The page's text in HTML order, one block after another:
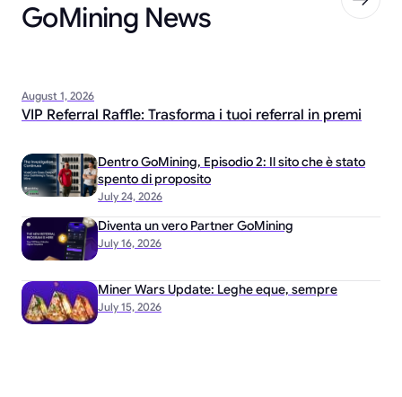
GoMining News
August 1, 2026
VIP Referral Raffle: Trasforma i tuoi referral in premi
July 24, 2026
Dentro GoMining, Episodio 2: Il sito che è stato
spento di proposito
July 16, 2026
Diventa un vero Partner GoMining
July 15, 2026
Miner Wars Update: Leghe eque, sempre